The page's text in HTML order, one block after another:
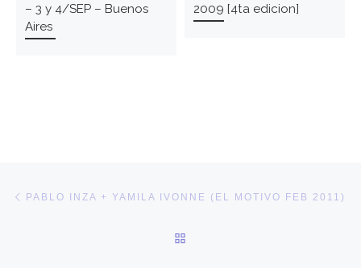
– 3 y 4/SEP – Buenos
Aires
2009 [4ta edicion]
Post navigation
PABLO INZA + YAMILA IVONNE (EL MOTIVO FEB 2011)